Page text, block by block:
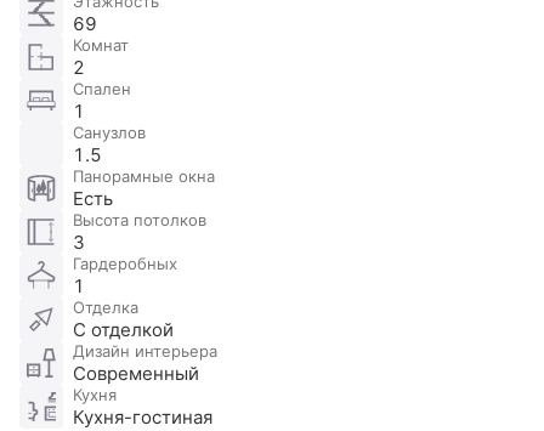
69
Комнат
2
Спален
1
Санузлов
1.5
Панорамные окна
Есть
Высота потолков
3
Гардеробных
1
Отделка
С отделкой
Дизайн интерьера
Современный
Кухня
Кухня-гостиная